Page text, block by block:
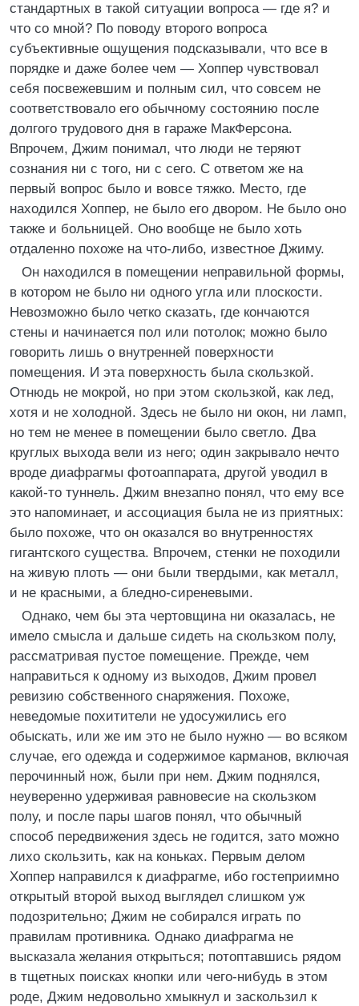
стандартных в такой ситуации вопроса — где я? и
что со мной? По поводу второго вопроса
субъективные ощущения подсказывали, что все в
порядке и даже более чем — Хоппер чувствовал
себя посвежевшим и полным сил, что совсем не
соответствовало его обычному состоянию после
долгого трудового дня в гараже МакФерсона.
Впрочем, Джим понимал, что люди не теряют
сознания ни с того, ни с сего. С ответом же на
первый вопрос было и вовсе тяжко. Место, где
находился Хоппер, не было его двором. Не было оно
также и больницей. Оно вообще не было хоть
отдаленно похоже на что-либо, известное Джиму.
Он находился в помещении неправильной формы,
в котором не было ни одного угла или плоскости.
Невозможно было четко сказать, где кончаются
стены и начинается пол или потолок; можно было
говорить лишь о внутренней поверхности
помещения. И эта поверхность была скользкой.
Отнюдь не мокрой, но при этом скользкой, как лед,
хотя и не холодной. Здесь не было ни окон, ни ламп,
но тем не менее в помещении было светло. Два
круглых выхода вели из него; один закрывало нечто
вроде диафрагмы фотоаппарата, другой уводил в
какой-то туннель. Джим внезапно понял, что ему все
это напоминает, и ассоциация была не из приятных:
было похоже, что он оказался во внутренностях
гигантского существа. Впрочем, стенки не походили
на живую плоть — они были твердыми, как металл,
и не красными, а бледно-сиреневыми.
Однако, чем бы эта чертовщина ни оказалась, не
имело смысла и дальше сидеть на скользком полу,
рассматривая пустое помещение. Прежде, чем
направиться к одному из выходов, Джим провел
ревизию собственного снаряжения. Похоже,
неведомые похитители не удосужились его
обыскать, или же им это не было нужно — во всяком
случае, его одежда и содержимое карманов, включая
перочинный нож, были при нем. Джим поднялся,
неуверенно удерживая равновесие на скользком
полу, и после пары шагов понял, что обычный
способ передвижения здесь не годится, зато можно
лихо скользить, как на коньках. Первым делом
Хоппер направился к диафрагме, ибо гостеприимно
открытый второй выход выглядел слишком уж
подозрительно; Джим не собирался играть по
правилам противника. Однако диафрагма не
высказала желания открыться; потоптавшись рядом
в тщетных поисках кнопки или чего-нибудь в этом
роде, Джим недовольно хмыкнул и заскользил к